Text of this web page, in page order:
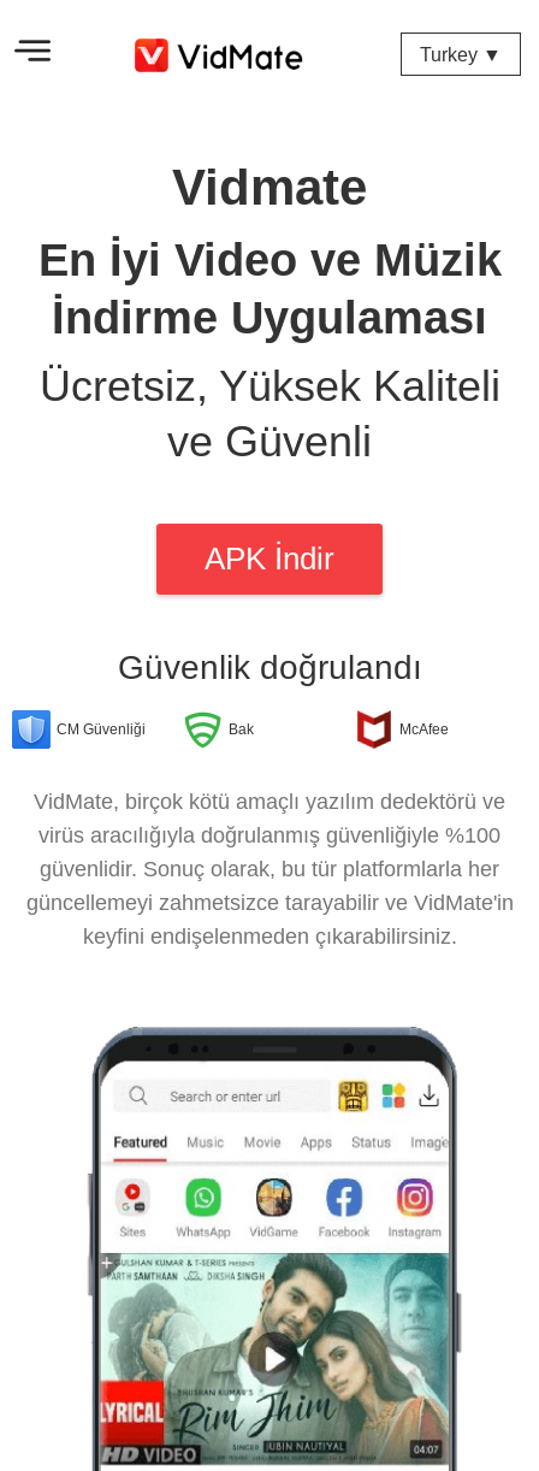
Turkey ▼
Vidmate
En İyi Video ve Müzik
İndirme Uygulaması
Ücretsiz, Yüksek Kaliteli
ve Güvenli
APK İndir
Güvenlik doğrulandı
CM Güvenliği Bak McAfee
VidMate, birçok kötü amaçlı yazılım dedektörü ve
virüs aracılığıyla doğrulanmış güvenliğiyle %100
güvenlidir. Sonuç olarak, bu tür platformlarla her
güncellemeyi zahmetsizce tarayabilir ve VidMate'in
keyfini endişelenmeden çıkarabilirsiniz.